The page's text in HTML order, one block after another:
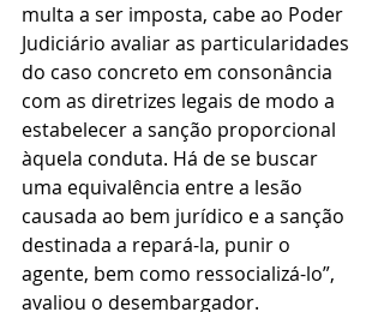
multa a ser imposta, cabe ao Poder
Judiciário avaliar as particularidades
do caso concreto em consonância
com as diretrizes legais de modo a
estabelecer a sanção proporcional
àquela conduta. Há de se buscar
uma equivalência entre a lesão
causada ao bem jurídico e a sanção
destinada a repará-la, punir o
agente, bem como ressocializá-lo”,
avaliou o desembargador.